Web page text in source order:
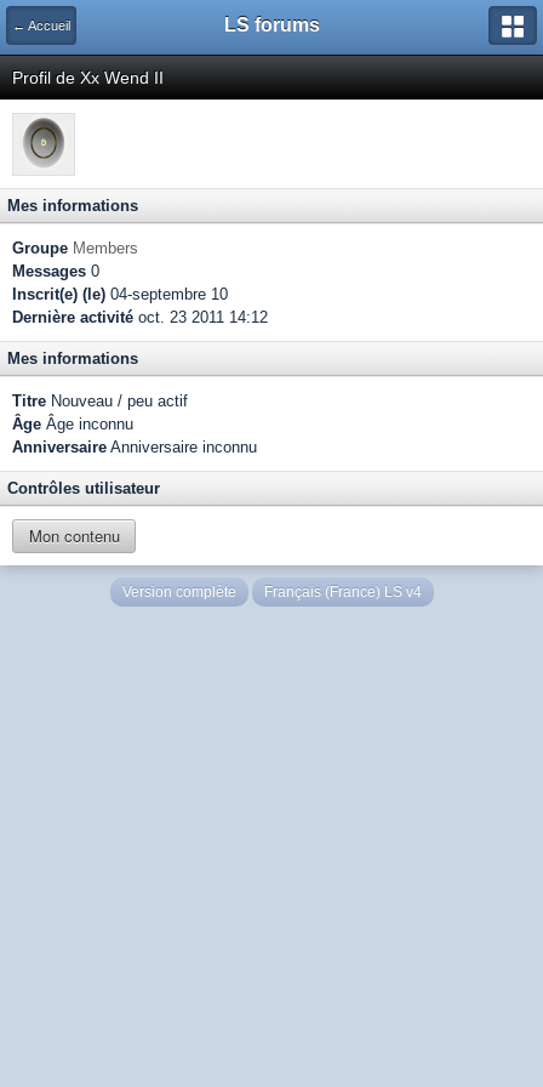
← Accueil LS forums
Profil de Xx Wend II
Mes informations
Groupe Members
Messages 0
Inscrit(e) (le) 04-septembre 10
Dernière activité oct. 23 2011 14:12
Mes informations
Titre Nouveau / peu actif
Âge Âge inconnu
Anniversaire Anniversaire inconnu
Contrôles utilisateur
Mon contenu
Version complète Français (France) LS v4